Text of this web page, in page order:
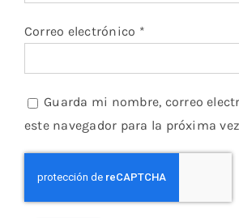
Correo electrónico *
Guarda mi nombre, correo
este navegador para la próxima